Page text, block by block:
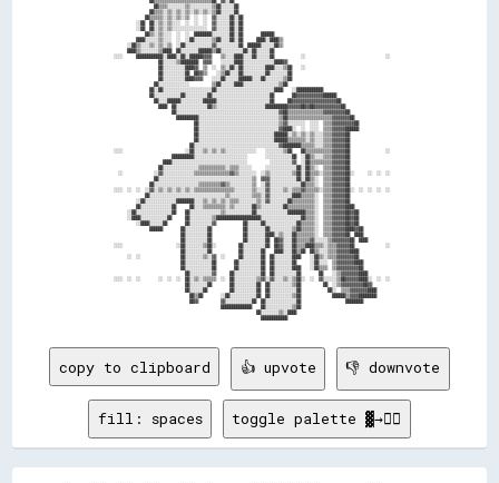
                    ██▒▒▒▒░░░░░░░░▒▒░░░░░░░░░░▒▒██░░░░░░██
                  ██▒▒▒▒░░▒▒░░▒▒░░▒▒░░▒▒░░▒▒░░▒▒██░░░░░░██
                ██▒▒▒▒▒▒░░▒▒░░▒▒░░▒▒  ░░  ░░  ▓▓░░░░░░██░░██
            ░░██  ██░░▒▒░░▒▒░░░░  ░░  ░░  ░░  ▓▓░░░░░░██░░██
            ░░██  ██░░▒▒░░▒▒░░░░░░░░░░░░░░░░  ▓▓░░░░░░██░░██
                ██▒▒░░▒▒░░░░  ░░  ░░  ████████░░░░░░░░██░░██        ██████
            ████░░░░░░▒▒░░░░  ░░  ░░██░░░░░░░░▒▒██░░░░██░░██      ████░░████▒▒
        ░░██▒▒░░░░▒▒░░▒▒░░▒▒  ░░██░░░░░░░░░░░░▓▓░░░░░░░░░░██  ██████░░░░░░██▒▒
        ████▒▒░░░░░░░░▒▒████  ██░░░░░░░░██████▒▒██░░░░░░░░░░██░░██░░░░░░██
  ░░░░      ████████████░░████░░██░░██████▓▓▓▓    ▒▒░░░░████░░░░██░░░░░░██            ░░                                    ░░
                      ██░░░░░░▒▒████████  ▓▓▓▓    ░░░░░░████░░░░░░░░░░░░░░████▓▓
                      ██░░░░░░░░░░████▓▓  ▒▒  ░░  ▒▒░░██░░██░░░░░░░░░░████░░░░▒▒██    ░░
                      ██░░░░░░░░░░██  ██▓▓▒▒    ░░▒▒██░░░░██░░░░░░░░░░██░░░░░░░░██
                      ██░░░░░░░░░░████▓▓▓▓    ░░░░██░░░░░░██████░░░░██░░░░░░░░▒▒██
                    ██░░░░░░░░░░░░░░          ▒▒██░░░░░░████░░░░░░░░░░░░░░░░▒▒██
                  ██░░██░░░░░░░░░░░░░░░░░░░░░░██░░░░░░░░░░░░░░░░░░░░░░░░░░████    ░░████████████
                  ██░░░░░░░░░░░░██░░░░░░░░░░██░░░░░░░░░░░░░░░░░░░░░░░░░░██        ██▓▓▓▓▓▓▓▓▓▓▓▓██████
                    ██░░░░██████░░░░░░░░░░██████░░░░░░░░░░░░░░░░░░░░░░░░██      ██▓▓▓▓▓▓▓▓▓▓▓▓▓▓▓▓▓▓▓▓██
                      ████  ██░░░░░░░░░░░░░░██▒▒░░░░░░░░░░░░░░░░░░░░░░██████████▓▓▓▓▓▓██▓▓██▓▓▓▓▓▓▓▓▓▓▓▓██
                            ██░░░░░░░░░░░░░░░░░░░░░░░░░░░░░░░░░░░░░░░░░░░░░░▓▓██▒▒▒▒▒▒▒▒▒▒▒▒▒▒▒▒▓▓▓▓▓▓▓▓▓▓██
                              ██████████░░░░░░░░░░░░░░░░░░░░░░░░░░░░░░░░░░░░▒▒██▒▒▒▒▒▒▒▒▒▒▒▒▒▒▒▒▒▒▒▒▓▓▓▓▓▓▓▓██
                                      ██░░░░░░░░░░░░░░░░░░░░░░░░░░░░░░░░░░░░▒▒▓▓░░░░░░░░  ░░░░  ▒▒▒▒▓▓▓▓▓▓▓▓▓▓██
                                      ██░░░░░░░░░░░░░░░░░░░░░░░░░░░░░░░░░░░░▓▓████░░  ░░  ░░░░  ▒▒▒▒▓▓▓▓▓▓██████
                                      ██░░░░░░░░░░░░░░░░░░░░░░░░░░░░░░░░░░██████░░▒▒░░▒▒░░▒▒░░░░▒▒▒▒▓▓▓▓▓▓██
                                      ██░░░░░░░░░░░░░░░░░░░░░░░░░░░░░░░░░░██████▒▒▒▒▒▒▒▒░░▒▒░░░░▒▒▒▒▓▓▓▓▓▓██
                                    ██░░░░░░░░░░░░░░░░░░░░░░░░░░░░░░░░░░░░░░▓▓████████▒▒▒▒▒▒░░░░▒▒▒▒▓▓▓▓▓▓██
  ░░░░                            ░░██░░░░▒▒░░▒▒░░▒▒░░░░░░░░░░░░░░    ░░░░░░░░▒▒██    ██▒▒▒▒▒▒▒▒▒▒▒▒▓▓▓▓▓▓██                ░░
                            ██████████░░░░░░░░░░░░░░░░░░░░░░░░        ░░░░░░░░░░░░██  ░░██▒▒░░░░▒▒▒▒▓▓▓▓▓▓██
                        ████░░░░░░░░░░░░░░░░░░░░░░░░░░░░░░░░░░          ░░░░░░░░░░▓▓  ░░██▒▒▒▒▒▒▒▒▒▒▓▓▓▓▓▓██
                      ██░░░░░░░░░░░░░░░░▒▒▒▒▒▒▒▒▒▒▒▒░░▒▒▒▒░░░░░░      ░░░░░░░░░░░░░░██░░██▒▒░░  ▒▒▒▒▓▓▓▓▓▓██
    ░░              ░░▓▓░░░░░░░░░░░░░░▒▒▒▒▒▒▒▒▒▒▒▒▒▒▒▒▓▓▒▒░░░░░░░░  ░░▒▒░░░░░░░░░░▒▒██░░██▒▒▒▒░░▒▒▒▒▓▓▓▓▓▓██░░      ░░  ░░  ░░
                    ██░░░░░░░░░░░░░░░░░░░░░░░░░░░░░░░░░░░░░░░░░░▒▒  ▓▓▓▓░░░░░░░░░░░░██░░██▒▒░░  ▒▒▒▒▓▓▓▓▓▓██
                  ██░░░░░░░░░░░░░░░░░░░░▒▒▒▒▒▒▒▒▒▒▓▓▒▒░░░░░░░░░░▒▒  ░░▓▓░░░░░░░░░░░░░░██▒▒▒▒░░  ▒▒▒▒▓▓▓▓▓▓██
  ░░░░  ░░  ░░  ░░▓▓░░▒▒░░▒▒░░▒▒░░▒▒░░▒▒▒▒▒▒▒▒▒▒▒▒▒▒▒▒▒▒░░░░░░░░▒▒░░░░▓▓░░░░░░▒▒░░▒▒▒▒▓▓▒▒▒▒▒▒░░▒▒▒▒▓▓▓▓▓▓██░░  ░░  ░░  ░░  ░░
                ██░░░░░░░░░░░░░░░░░░░░░░░░░░░░░░░░░░▒▒░░░░░░░░░░▒▒▒▒░░▓▓░░░░░░░░░░████▒▒▒▒▒▒░░  ▒▒▒▒▓▓▓▓▓▓██
            ░░██░░░░░░░░░░░░░░████████░░░░▒▒░░▒▒░░▒▒░░▒▒▒▒░░░░░░░░▒▒░░▓▓░░░░░░░░██▒▒▒▒▒▒▒▒▒▒░░  ▒▒▒▒▓▓▓▓▓▓██
            ██░░░░░░░░░░░░░░██      ██░░░░▒▒▒▒▒▒▒▒▒▒░░▒▒░░░░░░░░██▒▒░░░░░░░░░░██▒▒▒▒▒▒▒▒▒▒▒▒░░  ▒▒▒▒▓▓▓▓▓▓████
        ░░██░░░░░░░░░░░░░░░░██    ██░░░░░░░░░░░░░░▒▒░░░░░░░░░░░░██░░░░░░░░░░░░░░████████▒▒▒▒░░  ▒▒▒▒▓▓▓▓▓▓██▓▓██
        ░░████░░░░░░░░░░░░██      ██░░░░░░░░░░▒▒████████████████████░░░░░░░░░░░░░░░░░░██▒▒▒▒░░  ▒▒▒▒▓▓▓▓▓▓██▓▓██
            ░░████░░░░░░██        ██░░░░░░░░░░▓▓            ██░░░░░░██░░░░░░░░░░░░░░██▒▒▒▒▒▒░░  ▒▒▒▒▓▓▓▓▓▓██▓▓██
                  ██████        ██░░░░░░░░░░██              ██░░░░░░░░██░░░░░░░░░░▒▒██▒▒▒▒▒▒░░  ▒▒▒▒▓▓▓▓▓▓████▓▓██
                                ██░░░░░░░░░░██              ██░░░░░░░░████░░▒▒░░░░██▒▒▒▒▒▒▒▒░░  ▒▒▒▒▓▓▓▓▓▓██  ████
                                ██░░░░░░░░░░██              ██░░░░░░░░██  ██▓▓░░░░██▒▒▒▒▒▒▓▓░░░░░░▒▒▓▓▓▓▓▓▓▓██  ████
  ░░░░                        ░░██░░░░░░░░▒▒██░░          ██░░░░░░░░░░██  ██▓▓░░░░██▒▒▒▒████▒▒▒▒░░▒▒▒▒▓▓▓▓▓▓██              ░░
                                ██░░░░░░░░░░██            ██░░░░░░░░██    ████░░░░██▒▒██  ██▒▒░░░░▒▒▒▒▓▓▓▓▓▓████
        ░░  ░░                  ██░░░░░░░░▒▒░░▓▓  ░░      ██░░░░░░░░██  ██░░░░░░░░████    ░░██▒▒░░▒▒▒▒▓▓▓▓▓▓▓▓██
                                ██░░░░░░░░░░░░██        ██░░░░░░░░░░██  ██░░░░░░░░██      ░░██░░░░  ▒▒▓▓▓▓▓▓▓▓████
                                ██░░░░░░░░░░░░██        ██░░░░░░░░░░██  ██░░░░░░░░████    ░░██▒▒▒▒  ▒▒▓▓▓▓▓▓▓▓▓▓██
                                  ██░░░░░░░░░░▓▓      ██░░░░░░░░░░░░██  ██░░░░░░░░░░██        ██    ░░▒▒▓▓▓▓▓▓▓▓████
  ░░░░  ░░  ░░        ░░  ░░  ░░  ██░░▒▒░░▒▒▒▒▒▒  ░░  ██░░░░░░░░░░▒▒▓▓░░▓▓░░░░▒▒░░▒▒██░░  ░░  ▓▓░░░░░░▒▒██▓▓▓▓▓▓████░░  ░░  ░░
                                  ██░░░░░░░░██        ██░░░░░░░░░░██  ██░░░░░░░░░░▒▒██          ██  ░░▒▒▓▓▓▓▓▓▓▓▓▓██▓▓
                                  ██░░░░░░██          ██░░░░░░░░░░██  ██░░░░░░░░░░░░██            ██░░  ▒▒▒▒▓▓▓▓▓▓▓▓████
                                    ██▒▒██        ░░██░░░░░░░░░░░░██  ██░░░░░░░░░░▒▒██              ██████▒▒▓▓▓▓████████
                                    ██▓▓          ▓▓░░░░░░░░░░░░██  ██░░░░░░░░░░░░░░██                    ████████
                                                  ██████████████    ██░░░░░░░░░░░░▒▒██
                                                                  ██░░░░░░░░▒▒░░████
copy to clipboard 👍 upvote 👎 downvote
fill: spaces toggle palette ▓→✊🏽